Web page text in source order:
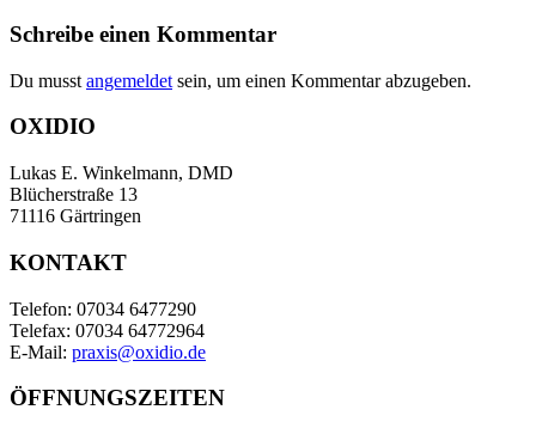
Schreibe einen Kommentar
Du musst angemeldet sein, um einen Kommentar abzugeben.
OXIDIO
Lukas E. Winkelmann, DMD
Blücherstraße 13
71116 Gärtringen
KONTAKT
Telefon: 07034 6477290
Telefax: 07034 64772964
E-Mail: praxis@oxidio.de
ÖFFNUNGSZEITEN